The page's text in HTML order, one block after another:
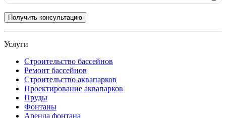
Услуги
Строительство бассейнов
Ремонт бассейнов
Строительство аквапарков
Проектирование аквапарков
Пруды
Фонтаны
Аренда фонтана